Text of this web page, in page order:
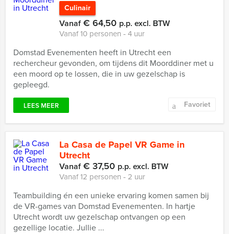
Culinair
Vanaf€ 64,50 p.p. excl. BTW
Vanaf 10 personen ‐ 4 uur
Domstad Evenementen heeft in Utrecht een
rechercheur gevonden, om tijdens dit Moorddiner met u
een moord op te lossen, die in uw gezelschap is
gepleegd.
LEES MEER Favoriet
La Casa de Papel VR Game in
Utrecht
Vanaf€ 37,50 p.p. excl. BTW
Vanaf 12 personen ‐ 2 uur
Teambuilding én een unieke ervaring komen samen bij
de VR-games van Domstad Evenementen. In hartje
Utrecht wordt uw gezelschap ontvangen op een
gezellige locatie. Jullie ...